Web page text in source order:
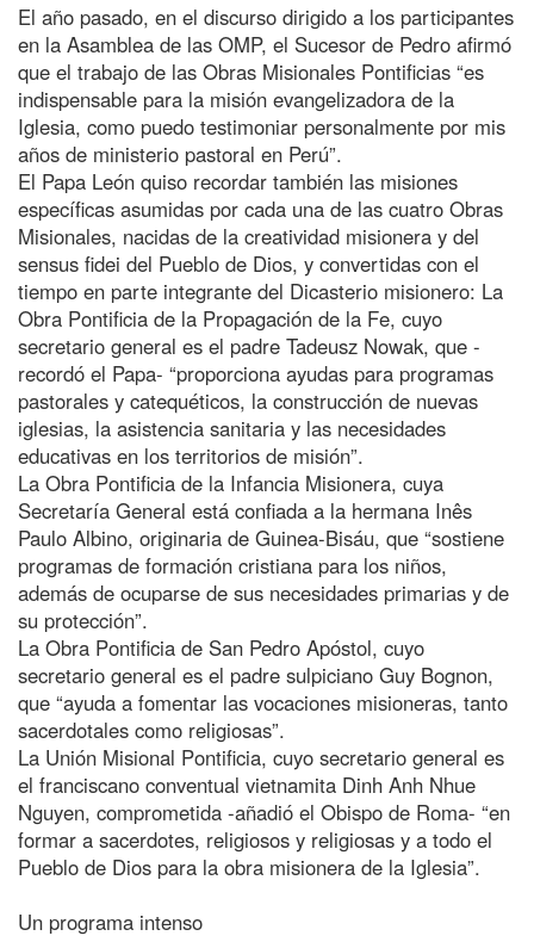
El año pasado, en el discurso dirigido a los participantes
en la Asamblea de las OMP, el Sucesor de Pedro afirmó
que el trabajo de las Obras Misionales Pontificias “es
indispensable para la misión evangelizadora de la
Iglesia, como puedo testimoniar personalmente por mis
años de ministerio pastoral en Perú”.
El Papa León quiso recordar también las misiones
específicas asumidas por cada una de las cuatro Obras
Misionales, nacidas de la creatividad misionera y del
sensus fidei del Pueblo de Dios, y convertidas con el
tiempo en parte integrante del Dicasterio misionero: La
Obra Pontificia de la Propagación de la Fe, cuyo
secretario general es el padre Tadeusz Nowak, que -
recordó el Papa- “proporciona ayudas para programas
pastorales y catequéticos, la construcción de nuevas
iglesias, la asistencia sanitaria y las necesidades
educativas en los territorios de misión”.
La Obra Pontificia de la Infancia Misionera, cuya
Secretaría General está confiada a la hermana Inês
Paulo Albino, originaria de Guinea-Bisáu, que “sostiene
programas de formación cristiana para los niños,
además de ocuparse de sus necesidades primarias y de
su protección”.
La Obra Pontificia de San Pedro Apóstol, cuyo
secretario general es el padre sulpiciano Guy Bognon,
que “ayuda a fomentar las vocaciones misioneras, tanto
sacerdotales como religiosas”.
La Unión Misional Pontificia, cuyo secretario general es
el franciscano conventual vietnamita Dinh Anh Nhue
Nguyen, comprometida -añadió el Obispo de Roma- “en
formar a sacerdotes, religiosos y religiosas y a todo el
Pueblo de Dios para la obra misionera de la Iglesia”.
Un programa intenso